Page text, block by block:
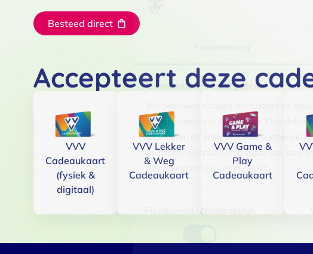
Deze website maakt gebruik van
websiteverkeer te analyseren. Ook delen
adverteren en analyse. Deze partners
ze hebben verzameld op basis van jouw
Klik
hier voor ons cookiebeleid.
Functioneel / Noodzakelijk
Besteed direct
Accepteert deze
VVV
Cadeaukaart
(fysiek &
digitaal)
VVV Lekker
& Weg
Cadeaukaart
VVV Game &
Play
Cadeaukaart